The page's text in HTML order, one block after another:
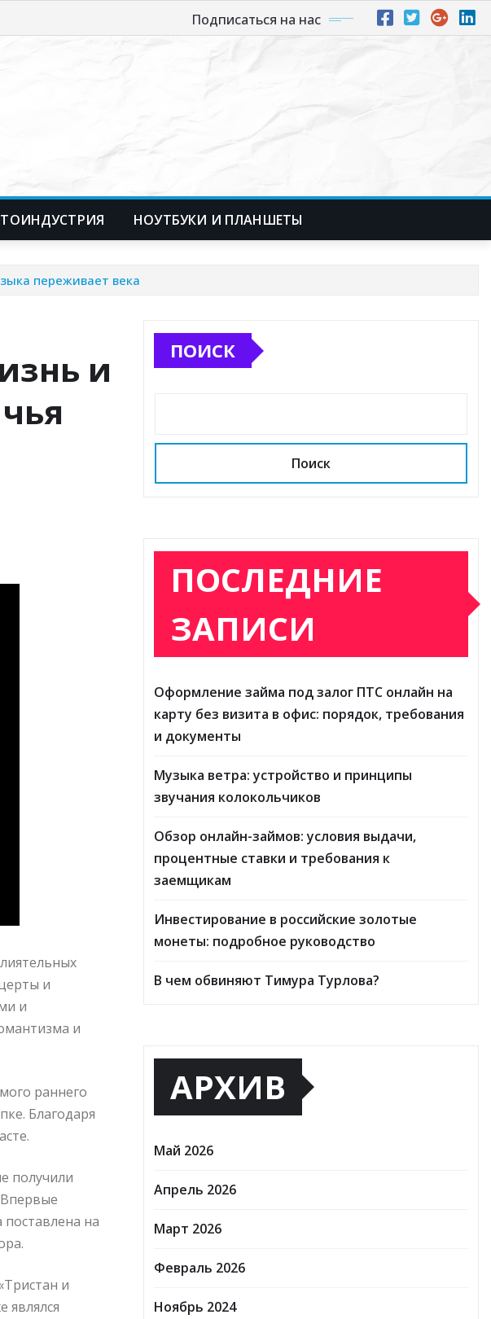
Подписаться на нас
НОУТБУКИ И ПЛАНШЕТЫ
переживает века
и
и
и
и
раннего
Благодаря
получили
на
и
являлся
ПОИСК
Поиск
ПОСЛЕДНИЕ
ЗАПИСИ
Оформление займа под залог ПТС онлайн на
карту без визита в офис: порядок, требования
и документы
Музыка ветра: устройство и принципы
звучания колокольчиков
Обзор онлайн-займов: условия выдачи,
процентные ставки и требования к
заемщикам
Инвестирование в российские золотые
монеты: подробное руководство
В чем обвиняют Тимура Турлова?
АРХИВ
Май 2026
Апрель 2026
Март 2026
Февраль 2026
Ноябрь 2024